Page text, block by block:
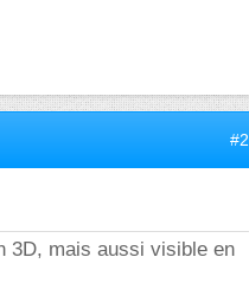
#2
3D, mais aussi visible en